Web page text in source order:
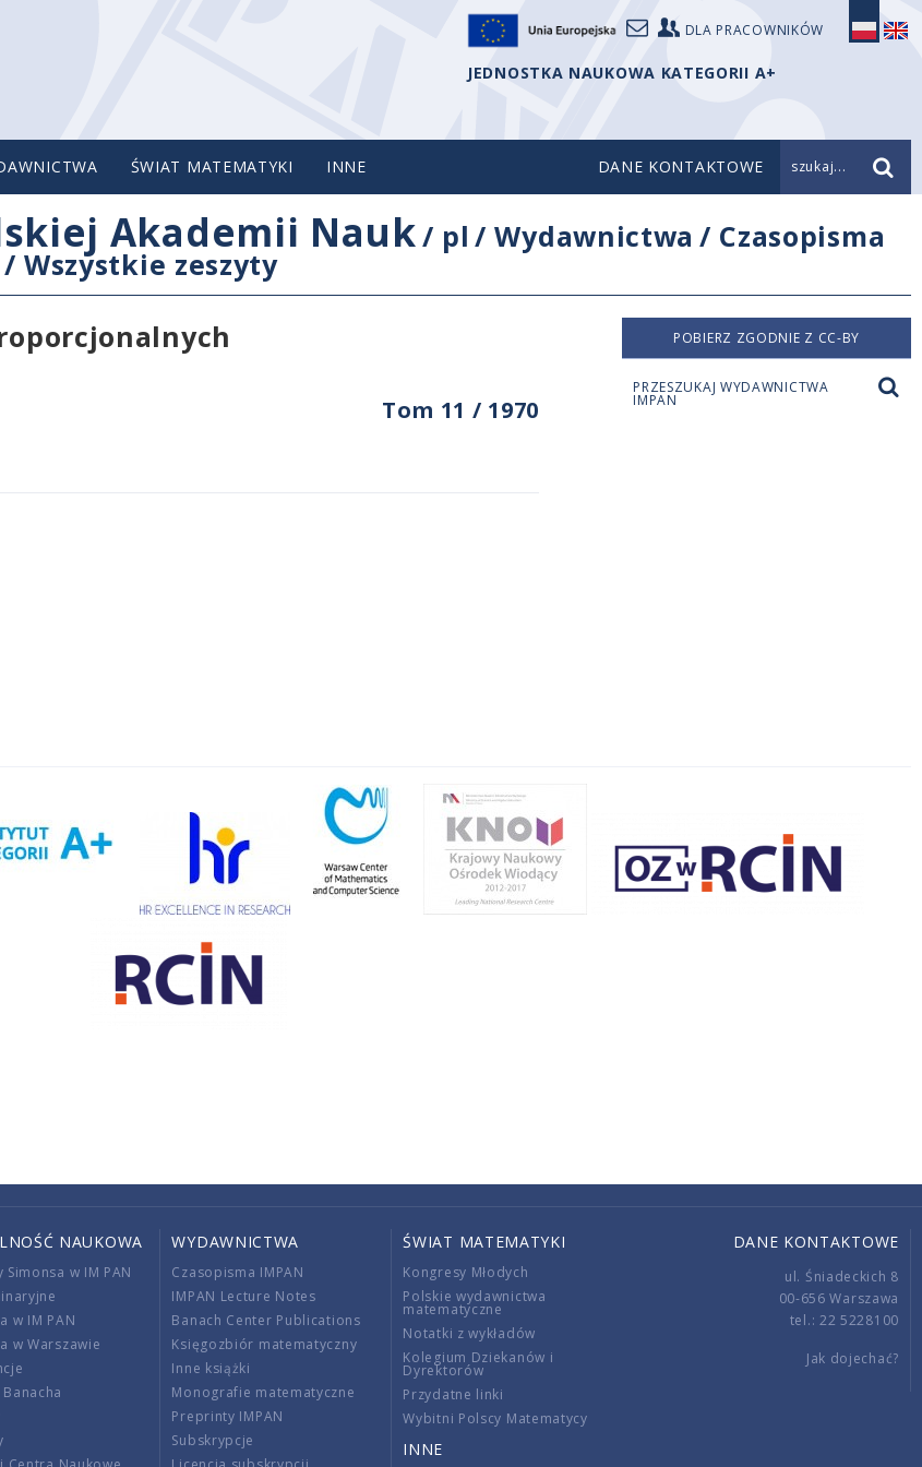
DLA PRACOWNIKÓW
JEDNOSTKA NAUKOWA KATEGORII A+
ŚWIAT MATEMATYKI INNE DANE KONTAKTOWE szukaj...
Akademii Nauk/ pl /Wydawnictwa / Czasopisma
/ Wszystkie zeszyty
Tom 11 / 1970
POBIERZ ZGODNIE Z CC-BY
PRZESZUKAJ WYDAWNICTWA
IMPAN
NAUKOWA
Simonsa w IM PAN
w IM PAN
w Warszawie
WYDAWNICTWA
Czasopisma IMPAN
IMPAN Lecture Notes
Banach Center Publications
Księgozbiór matematyczny
Inne książki
Monografie matematyczne
Preprinty IMPAN
Subskrypcje
ŚWIAT MATEMATYKI
Kongresy Młodych
Polskie wydawnictwa
matematyczne
Notatki z wykładów
Kolegium Dziekanów i
Dyrektorów
Przydatne linki
Wybitni Polscy Matematycy
INNE
DANE KONTAKTOWE
ul. Śniadeckich 8
00-656 Warszawa
tel.: 22 5228100
Jak dojechać?